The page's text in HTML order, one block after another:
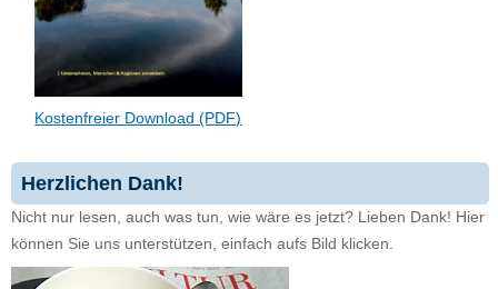
Kostenfreier Download (PDF)
Herzlichen Dank!
Nicht nur lesen, auch was tun, wie wäre es jetzt? Lieben Dank! Hier
können Sie uns unterstützen, einfach aufs Bild klicken.